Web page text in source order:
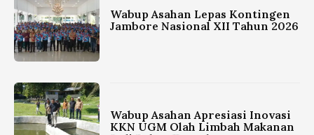
Wabup Asahan Lepas Kontingen
Jambore Nasional XII Tahun 2026
Wabup Asahan Apresiasi Inovasi
KKN UGM Olah Limbah Makanan